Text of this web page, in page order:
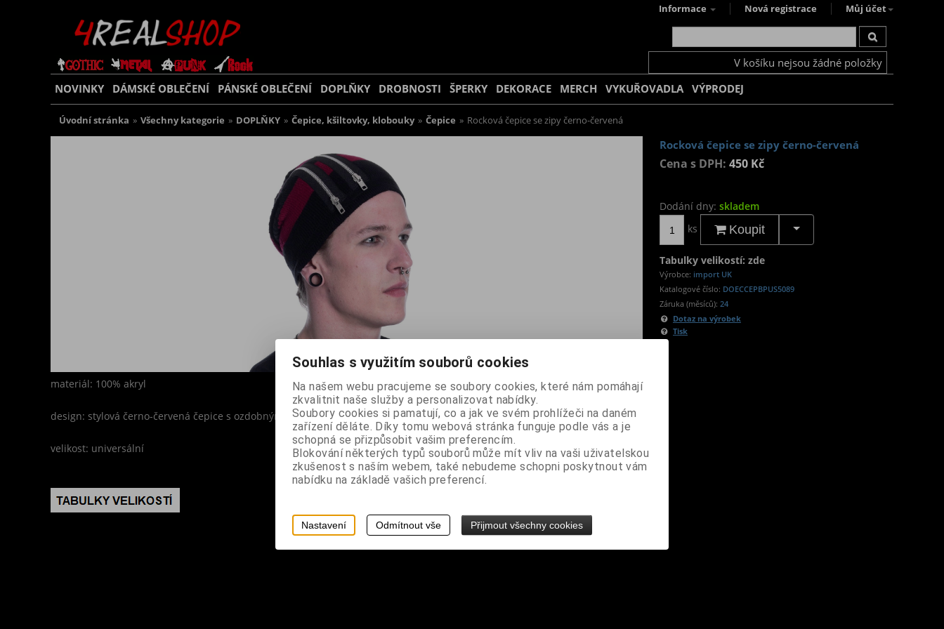
Informace Nová registrace Můj účet
V košíku nejsou žádné položky
NOVINKY DÁMSKÉ OBLEČENÍ PÁNSKÉ OBLEČENÍ DOPLŇKY DROBNOSTI ŠPERKY DEKORACE MERCH VYKUŘOVADLA VÝPRODEJ
Úvodní stránka » Všechny kategorie » DOPLŇKY » Čepice, kšiltovky, klobouky » Čepice » Rocková čepice se zipy černo-červená
Rocková čepice se zipy černo-červená
Cena s DPH: 450 Kč
Dodání dny: skladem
ks
Koupit
Tabulky velikostí: zde
Výrobce: import UK
Katalogové číslo: DOECCEPBPUS5089
Záruka (měsíců): 24
Dotaz na výrobek
Tisk
materiál: 100% akryl
design: stylová černo-červená čepice s ozdobnými zipy
velikost: universální
Souhlas s využitím souborů cookies
Na našem webu pracujeme se soubory cookies, které nám pomáhají
zkvalitnit naše služby a personalizovat nabídky.
Soubory cookies si pamatují, co a jak ve svém prohlížeči na daném
zařízení děláte. Díky tomu webová stránka funguje podle vás a je
schopná se přizpůsobit vašim preferencím.
Blokování některých typů souborů může mít vliv na vaši uživatelskou
zkušenost s naším webem, také nebudeme schopni poskytnout vám
nabídku na základě vašich preferencí.
Nastavení Odmítnout vše Přijmout všechny cookies